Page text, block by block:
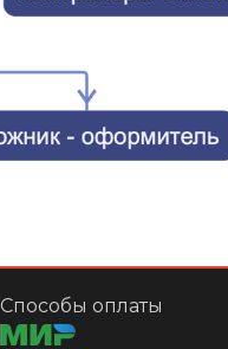
Способы оплаты